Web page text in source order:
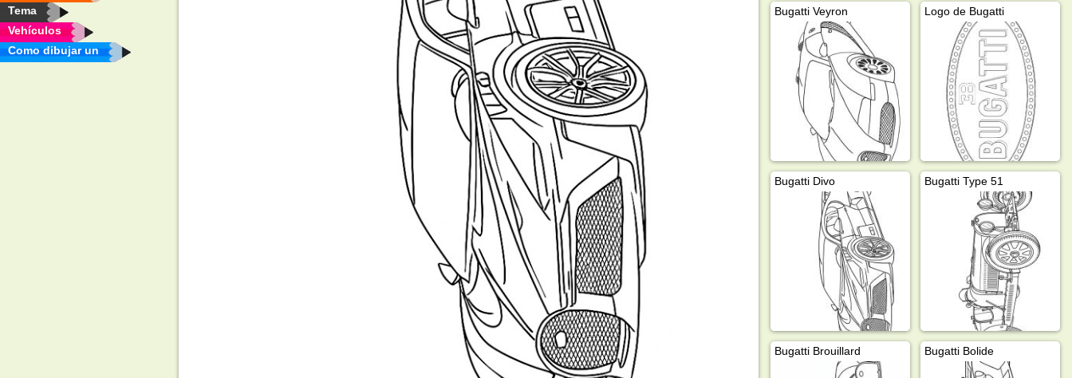
Tema
Vehículos
Como dibujar un
Bugatti Veyron Logo de Bugatti
Bugatti Divo Bugatti Type 51
Bugatti Brouillard Bugatti Bolide